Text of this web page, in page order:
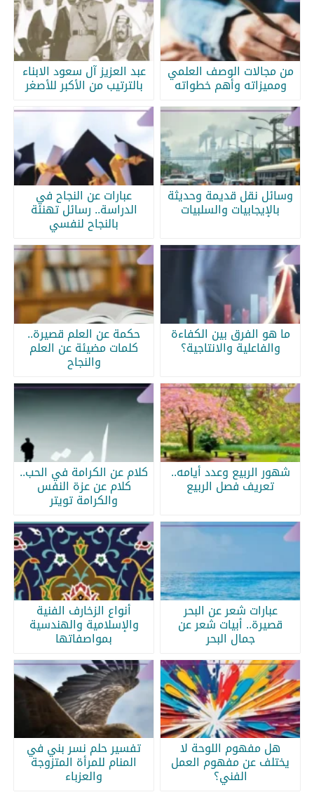
من مجالات الوصف العلمي
ومميزاته وأهم خطواته
عبد العزيز آل سعود الابناء
بالترتيب من الأكبر للأصغر
وسائل نقل قديمة وحديثة
بالإيجابيات والسلبيات
عبارات عن النجاح في
الدراسة.. رسائل تهنئة
بالنجاح لنفسي
ما هو الفرق بين الكفاءة
والفاعلية والانتاجية؟
حكمة عن العلم قصيرة..
كلمات مضيئة عن العلم
والنجاح
شهور الربيع وعدد أيامه..
تعريف فصل الربيع
كلام عن الكرامة في الحب..
كلام عن عزة النفس
والكرامة تويتر
عبارات شعر عن البحر
قصيرة.. أبيات شعر عن
جمال البحر
أنواع الزخارف الفنية
والإسلامية والهندسية
بمواصفاتها
هل مفهوم اللوحة لا
يختلف عن مفهوم العمل
الفني؟
تفسير حلم نسر بني في
المنام للمرأة المتزوجة
والعزباء